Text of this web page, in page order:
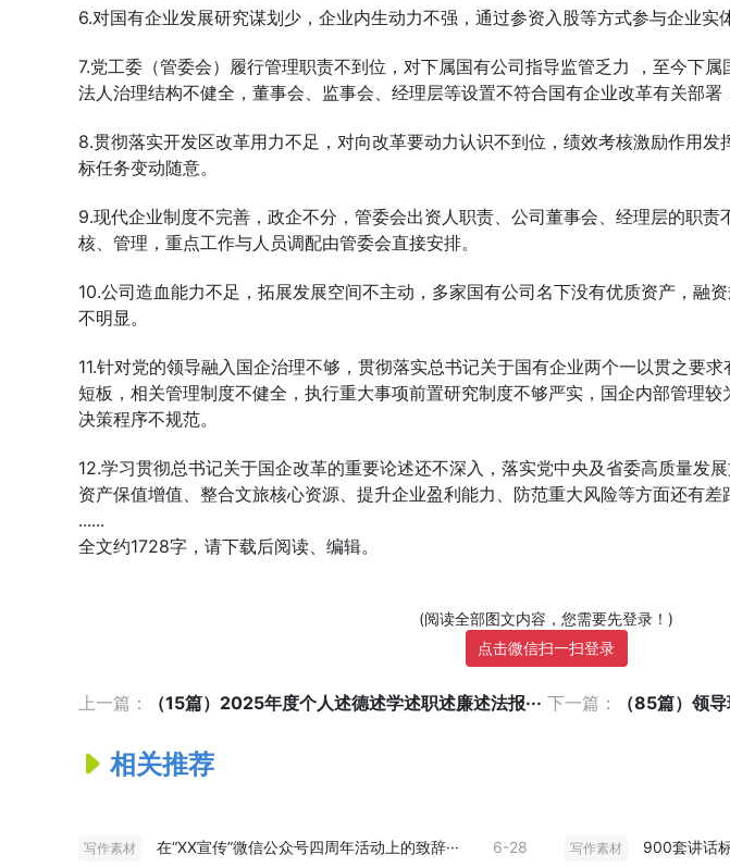
6.对国有企业发展研究谋划少，企业内生动力不强，通过参资入股等方式参与企业实
7.党工委（管委会）履行管理职责不到位，对下属国有公司指导监管乏力 ，至今下属
法人治理结构不健全，董事会、监事会、经理层等设置不符合国有企业改革有关部署
8.贯彻落实开发区改革用力不足，对向改革要动力认识不到位，绩效考核激励作用发
标任务变动随意。
9.现代企业制度不完善，政企不分，管委会出资人职责、公司董事会、经理层的职
核、管理，重点工作与人员调配由管委会直接安排。
10.公司造血能力不足，拓展发展空间不主动，多家国有公司名下没有优质资产，融
不明显。
11.针对党的领导融入国企治理不够，贯彻落实总书记关于国有企业两个一以贯之要
短板，相关管理制度不健全，执行重大事项前置研究制度不够严实，国企内部管理
决策程序不规范。
12.学习贯彻总书记关于国企改革的重要论述还不深入，落实党中央及省委高质量发
资产保值增值、整合文旅核心资源、提升企业盈利能力、防范重大风险等方面还有差
......
全文约1728字，请下载后阅读、编辑。
(阅读全部图文内容，您需要先登录！)
点击微信扫一扫登录
上一篇： （15篇）2025年度个人述德述学述职述廉述法报··· 下一篇： （85篇）领
相关推荐
写作素材 在“XX宣传”微信公众号四周年活动上的致辞··· 6-28 写作素材 900套讲话